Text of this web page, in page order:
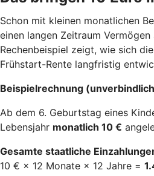
Schon mit kleinen monatlichen
einen langen Zeitraum
Rechenbeispiel zeigt, wie sich
Frühstart-Rente langfristig
Beispielrechnung
Ab dem 6. Geburtstag eines
Lebensjahr monatlich 10 €
Gesamte staatliche
10 € × 12 Monate × 12 Jahre =